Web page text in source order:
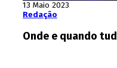
13 Maio 2023
Redação
Onde e quando